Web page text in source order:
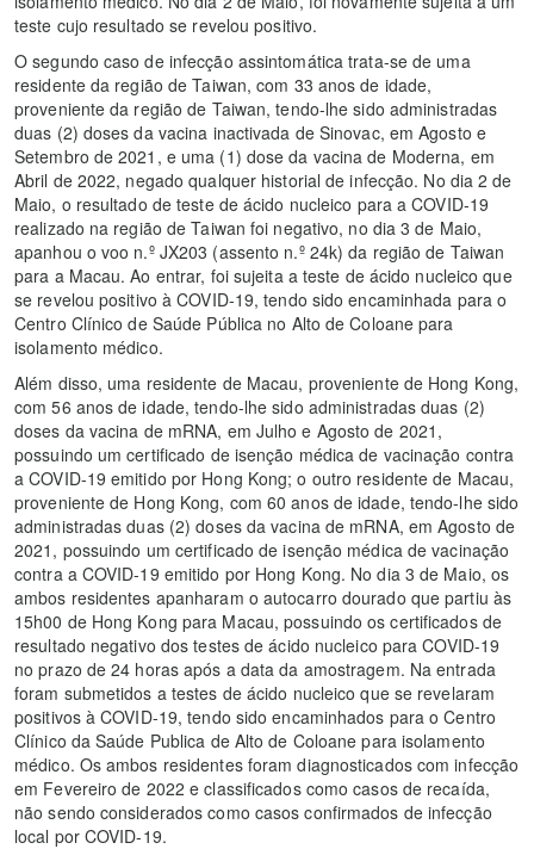
teste cujo resultado se revelou positivo.
O segundo caso de infecção assintomática trata-se de uma
residente da região de Taiwan, com 33 anos de idade,
proveniente da região de Taiwan, tendo-lhe sido administradas
duas (2) doses da vacina inactivada de Sinovac, em Agosto e
Setembro de 2021, e uma (1) dose da vacina de Moderna, em
Abril de 2022, negado qualquer historial de infecção. No dia 2 de
Maio, o resultado de teste de ácido nucleico para a COVID-19
realizado na região de Taiwan foi negativo, no dia 3 de Maio,
apanhou o voo n.º JX203 (assento n.º 24k) da região de Taiwan
para a Macau. Ao entrar, foi sujeita a teste de ácido nucleico que
se revelou positivo à COVID-19, tendo sido encaminhada para o
Centro Clínico de Saúde Pública no Alto de Coloane para
isolamento médico.
Além disso, uma residente de Macau, proveniente de Hong Kong,
com 56 anos de idade, tendo-lhe sido administradas duas (2)
doses da vacina de mRNA, em Julho e Agosto de 2021,
possuindo um certificado de isenção médica de vacinação contra
a COVID-19 emitido por Hong Kong; o outro residente de Macau,
proveniente de Hong Kong, com 60 anos de idade, tendo-lhe sido
administradas duas (2) doses da vacina de mRNA, em Agosto de
2021, possuindo um certificado de isenção médica de vacinação
contra a COVID-19 emitido por Hong Kong. No dia 3 de Maio, os
ambos residentes apanharam o autocarro dourado que partiu às
15h00 de Hong Kong para Macau, possuindo os certificados de
resultado negativo dos testes de ácido nucleico para COVID-19
no prazo de 24 horas após a data da amostragem. Na entrada
foram submetidos a testes de ácido nucleico que se revelaram
positivos à COVID-19, tendo sido encaminhados para o Centro
Clínico da Saúde Publica de Alto de Coloane para isolamento
médico. Os ambos residentes foram diagnosticados com infecção
em Fevereiro de 2022 e classificados como casos de recaída,
não sendo considerados como casos confirmados de infecção
local por COVID-19.